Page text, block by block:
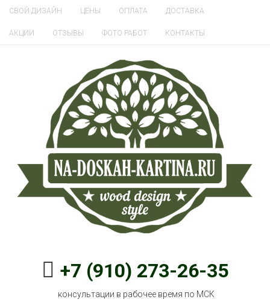
СВОЙ ДИЗАЙН ЦЕНЫ ОПЛАТА ДОСТАВКА
АКЦИИ ОТЗЫВЫ ФОТО РАБОТ КОНТАКТЫ
+7 (910) 273-26-35
консультации в рабочее время по МСК